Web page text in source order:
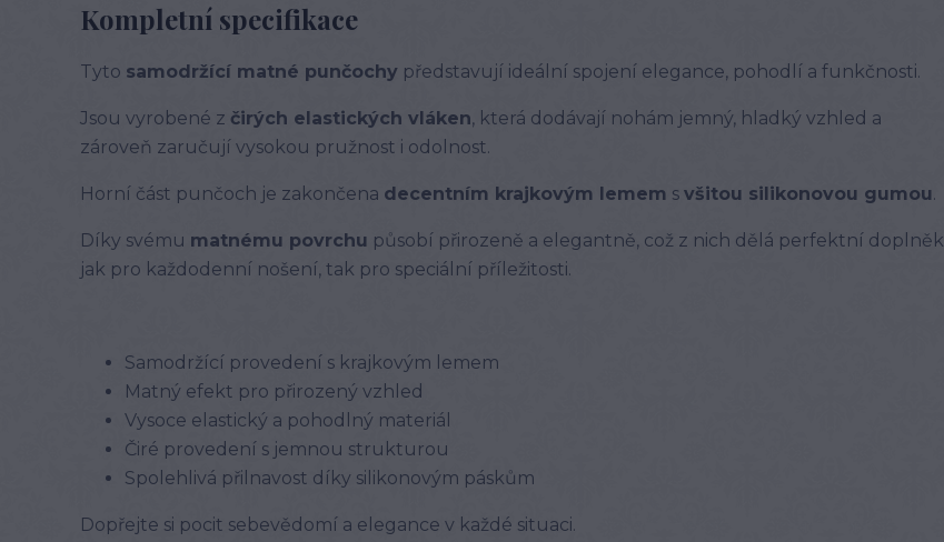
Kompletní specifikace
Tyto samodržící matné punčochy představují ideální spojení elegance, pohodlí a funkčnosti.
Jsou vyrobené z čirých elastických vláken, která dodávají nohám jemný, hladký vzhled a
zároveň zaručují vysokou pružnost i odolnost.
Horní část punčoch je zakončena decentním krajkovým lemem s všitou silikonovou gumou.
Díky svému matnému povrchu působí přirozeně a elegantně, což z nich dělá perfektní doplněk
jak pro každodenní nošení, tak pro speciální příležitosti.
Samodržící provedení s krajkovým lemem
Matný efekt pro přirozený vzhled
Vysoce elastický a pohodlný materiál
Čiré provedení s jemnou strukturou
Spolehlivá přilnavost díky silikonovým páskům
Dopřejte si pocit sebevědomí a elegance v každé situaci.